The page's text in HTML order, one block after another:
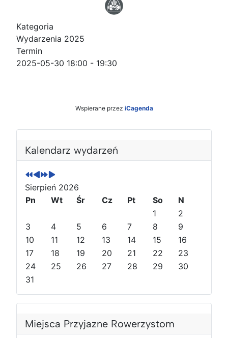
Kategoria
Wydarzenia 2025
Termin
2025-05-30 18:00 - 19:30
Wspierane przez iCagenda
Kalendarz wydarzeń
P
p
z
e
d
i
r
o
k
P
p
z
e
d
m
i
e
s
ą
N
s
ę
p
N
s
ę
p
n
m
e
s
c
Sierpień 2026
Pn
Wt Śr Cz Pt So
N
1
2
3
4 5 6 7 8
9
10
11 12 13 14 15
16
17
18 19 20 21 22
23
24
25 26 27 28 29
30
31
Miejsca Przyjazne Rowerzystom